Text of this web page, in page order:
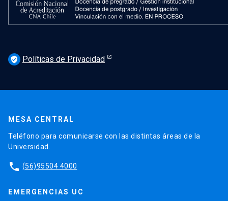
verified_user Políticas de Privacidad
MESA CENTRAL
Teléfono para comunicarse con las distintas áreas de la
Universidad.
phone (56)95504 4000
EMERGENCIAS UC